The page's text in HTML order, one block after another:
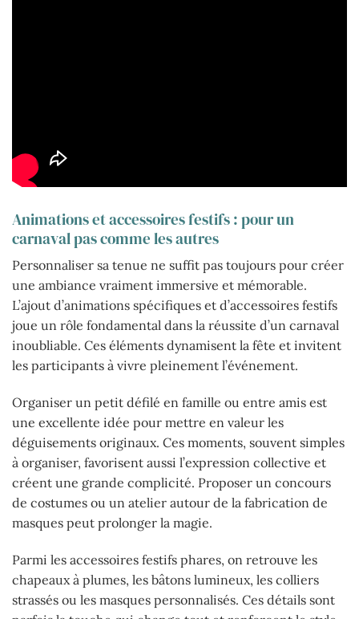
Animations et accessoires festifs : pour un
carnaval pas comme les autres
Personnaliser sa tenue ne suffit pas toujours pour créer
une ambiance vraiment immersive et mémorable.
L’ajout d’animations spécifiques et d’accessoires festifs
joue un rôle fondamental dans la réussite d’un carnaval
inoubliable. Ces éléments dynamisent la fête et invitent
les participants à vivre pleinement l’événement.
Organiser un petit défilé en famille ou entre amis est
une excellente idée pour mettre en valeur les
déguisements originaux. Ces moments, souvent simples
à organiser, favorisent aussi l’expression collective et
créent une grande complicité. Proposer un concours
de costumes ou un atelier autour de la fabrication de
masques peut prolonger la magie.
Parmi les accessoires festifs phares, on retrouve les
chapeaux à plumes, les bâtons lumineux, les colliers
strassés ou les masques personnalisés. Ces détails sont